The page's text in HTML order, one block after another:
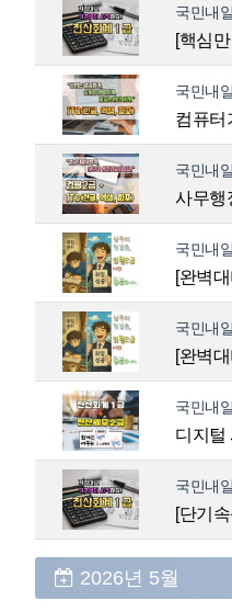
국민내
[핵심
국민내
컴퓨터
국민내
사무행
국민내
[완벽
국민내
[완벽
국민내
디지털
국민내
[단기
2026년 5월